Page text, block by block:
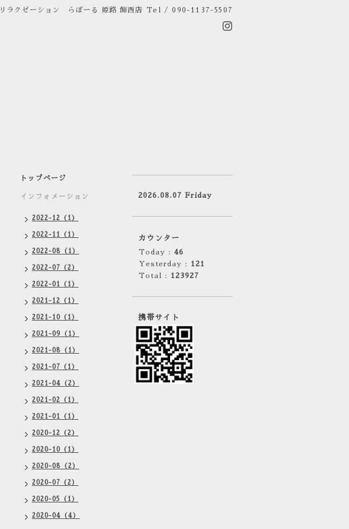
リラクゼーション らぽーる 姫路 飾西店 Tel / 090-1137-5507
トップページ
インフォメーション
2022-12（1）
2022-11（1）
2022-08（1）
2022-07（2）
2022-01（1）
2021-12（1）
2021-10（1）
2021-09（1）
2021-08（1）
2021-07（1）
2021-04（2）
2021-02（1）
2021-01（1）
2020-12（2）
2020-10（1）
2020-08（2）
2020-07（2）
2020-05（1）
2020-04（4）
2026.08.07 Friday
カウンター
Today : 46
Yesterday : 121
Total : 123927
携帯サイト